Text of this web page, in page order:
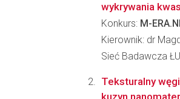
wykrywania
Konkurs: M-
Kierownik: dr
Sieć Badawcza
Teksturalny
kuzyn